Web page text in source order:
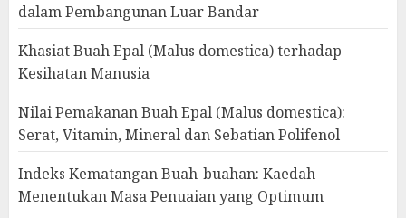
dalam Pembangunan Luar Bandar
Khasiat Buah Epal (Malus domestica) terhadap
Kesihatan Manusia
Nilai Pemakanan Buah Epal (Malus domestica):
Serat, Vitamin, Mineral dan Sebatian Polifenol
Indeks Kematangan Buah-buahan: Kaedah
Menentukan Masa Penuaian yang Optimum